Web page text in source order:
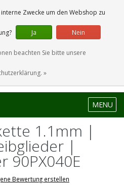
0 Artikel
MENU
1.1mm |
|
90PX040E
Bewertung erstellen
Zwecke um den Webshop zu
Ja Nein
beachten Sie bitte unsere
»